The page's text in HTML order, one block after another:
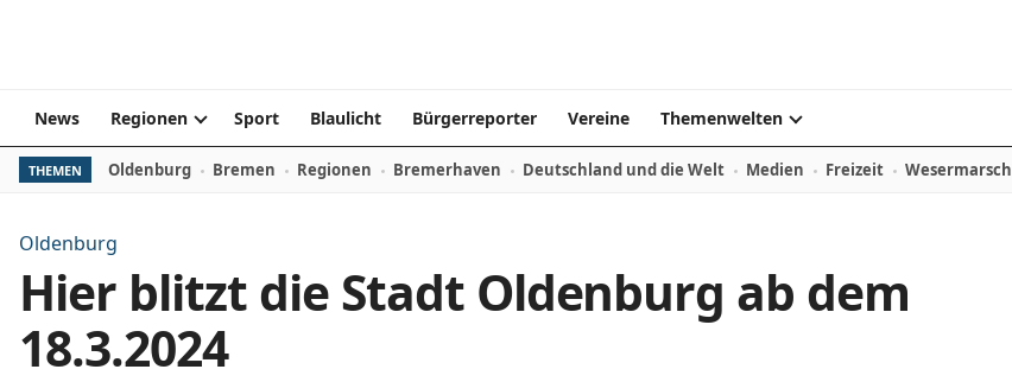
News Regionen Sport Blaulicht Bürgerreporter Vereine Themenwelten
THEMEN Oldenburg Bremen Regionen Bremerhaven Deutschland und die Welt Medien Freizeit Wesermarsch
Oldenburg
Hier blitzt die Stadt Oldenburg ab dem
18.3.2024